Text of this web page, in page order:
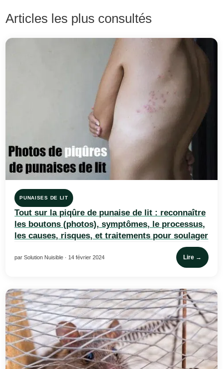
Articles les plus consultés
PUNAISES DE LIT
Tout sur la piqûre de punaise de lit : reconnaître
les boutons (photos), symptômes, le processus,
les causes, risques, et traitements pour soulager
par Solution Nuisible · 14 février 2024 Lire →